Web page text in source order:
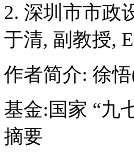
2. 深圳市市政
于清, 副教授,
作者简介: 徐
基金:国家 “九
摘要